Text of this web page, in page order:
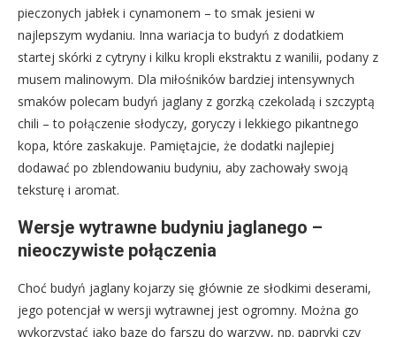
pieczonych jabłek i cynamonem – to smak jesieni w
najlepszym wydaniu. Inna wariacja to budyń z dodatkiem
startej skórki z cytryny i kilku kropli ekstraktu z wanilii, podany z
musem malinowym. Dla miłośników bardziej intensywnych
smaków polecam budyń jaglany z gorzką czekoladą i szczyptą
chili – to połączenie słodyczy, goryczy i lekkiego pikantnego
kopa, które zaskakuje. Pamiętajcie, że dodatki najlepiej
dodawać po zblendowaniu budyniu, aby zachowały swoją
teksturę i aromat.
Wersje wytrawne budyniu jaglanego –
nieoczywiste połączenia
Choć budyń jaglany kojarzy się głównie ze słodkimi deserami,
jego potencjał w wersji wytrawnej jest ogromny. Można go
wykorzystać jako bazę do farszu do warzyw, np. papryki czy